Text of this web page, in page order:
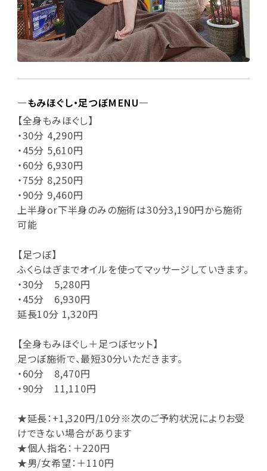
―もみほぐし・足つぼMENU―
【全身もみほぐし】
・30分 4,290円
・45分 5,610円
・60分 6,930円
・75分 8,250円
・90分 9,460円
上半身or下半身のみの施術は30分3,190円から施術
可能
【足つぼ】
ふくらはぎまでオイルを使ってマッサージしていきます。
・30分 5,280円
・45分 6,930円
延長10分 1,320円
【全身もみほぐし＋足つぼセット】
足つぼ施術で、最短30分いただきます。
・60分 8,470円
・90分 11,110円
★延長：+1,320円/10分※次のご予約状況によりお受
けできない場合があります
★個人指名：＋220円
★男/女希望：＋110円